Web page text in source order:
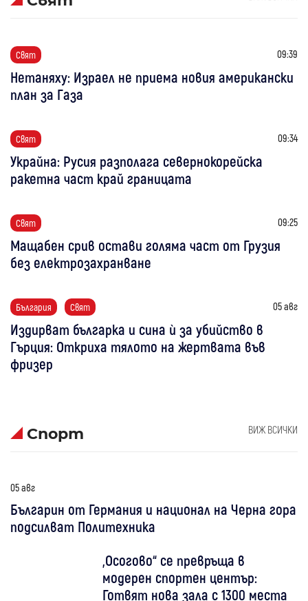
Свят 09:39
Нетаняху: Израел не приема новия американски
план за Газа
Свят 09:34
Украйна: Русия разполага севернокорейска
ракетна част край границата
Свят 09:25
Мащабен срив остави голяма част от Грузия
без електрозахранване
България Свят 05 авг
Издирват българка и сина ѝ за убийство в
Гърция: Откриха тялото на жертвата във
фризер
Спорт ВИЖ ВСИЧКИ
05 авг
Българин от Германия и национал на Черна гора
подсилват Политехника
„Осогово“ се превръща в
модерен спортен център:
Готвят нова зала с 1300 места